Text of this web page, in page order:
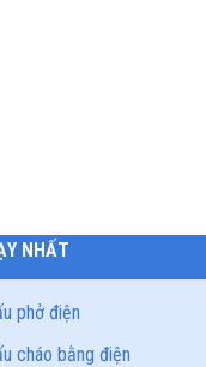
NHẤT
phở điện
cháo bằng điện